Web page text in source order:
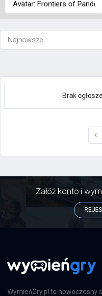
Brak
Załóż konto i
WymieńGry.pl to